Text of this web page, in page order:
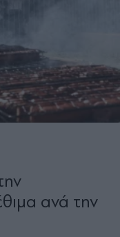
ανά την